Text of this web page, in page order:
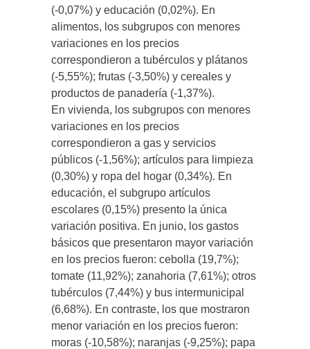
(-0,07%) y educación (0,02%). En
alimentos, los subgrupos con menores
variaciones en los precios
correspondieron a tubérculos y plátanos
(-5,55%); frutas (-3,50%) y cereales y
productos de panadería (-1,37%).
En vivienda, los subgrupos con menores
variaciones en los precios
correspondieron a gas y servicios
públicos (-1,56%); artículos para limpieza
(0,30%) y ropa del hogar (0,34%). En
educación, el subgrupo artículos
escolares (0,15%) presento la única
variación positiva. En junio, los gastos
básicos que presentaron mayor variación
en los precios fueron: cebolla (19,7%);
tomate (11,92%); zanahoria (7,61%); otros
tubérculos (7,44%) y bus intermunicipal
(6,68%). En contraste, los que mostraron
menor variación en los precios fueron:
moras (-10,58%); naranjas (-9,25%); papa